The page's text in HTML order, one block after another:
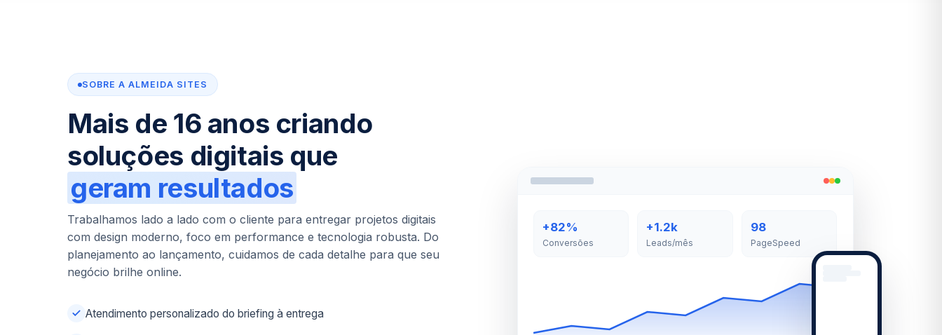
SOBRE A ALMEIDA SITES
Mais de 16 anos criando
soluções digitais que
geram resultados
Trabalhamos lado a lado com o cliente para entregar projetos digitais
com design moderno, foco em performance e tecnologia robusta. Do
planejamento ao lançamento, cuidamos de cada detalhe para que seu
negócio brilhe online.
Atendimento personalizado do briefing à entrega
+82%
Conversões
+1.2k
Leads/mês
98
PageSpeed